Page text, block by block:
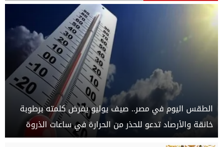
الطقس اليوم في مصر.. صيف يوليو يفرض كلمته برطوبة
خانقة والأرصاد تدعو للحذر من الحرارة في ساعات الذروة